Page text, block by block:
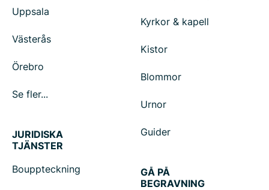
Uppsala
Västerås
Örebro
Se fler...
Kyrkor & kapell
Kistor
Blommor
Urnor
Guider
JURIDISKA
TJÄNSTER
Bouppteckning
GÅ PÅ
BEGRAVNING